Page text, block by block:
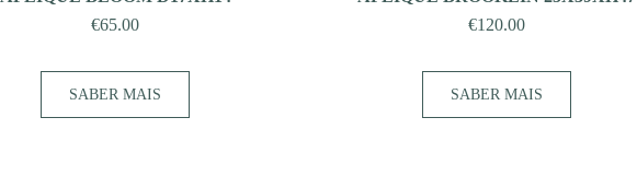
€65.00
SABER MAIS
€120.00
SABER MAIS